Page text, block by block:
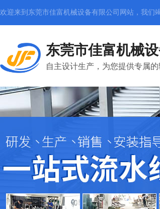
欢迎来到东莞市佳富机械设备有限公司网站，我们
东莞市佳富机械
自主设计生产，为您提供专属